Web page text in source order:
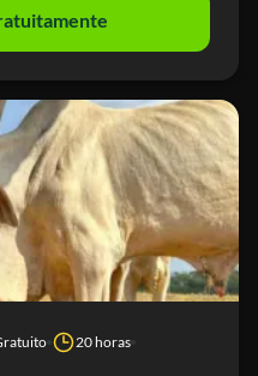
20 horas